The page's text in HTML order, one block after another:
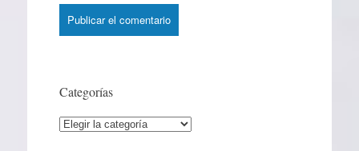
Categorías
Categorías